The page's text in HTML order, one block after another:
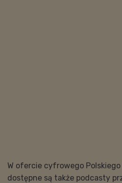
W ofercie cyfrowego Polskiego
dostępne są także podcasty